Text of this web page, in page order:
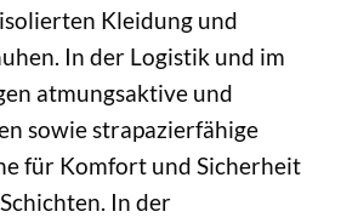
Kleidung und
In der Logistik und im
atmungsaktive und
sowie strapazierfähige
für Komfort und Sicherheit
In der